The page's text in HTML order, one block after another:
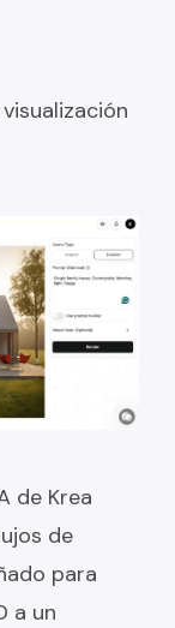
de Krea
de
para
a un